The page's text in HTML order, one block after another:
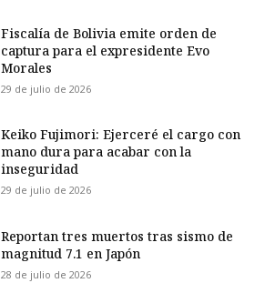
Fiscalía de Bolivia emite orden de
captura para el expresidente Evo
Morales
29 de julio de 2026
Keiko Fujimori: Ejerceré el cargo con
mano dura para acabar con la
inseguridad
29 de julio de 2026
Reportan tres muertos tras sismo de
magnitud 7.1 en Japón
28 de julio de 2026